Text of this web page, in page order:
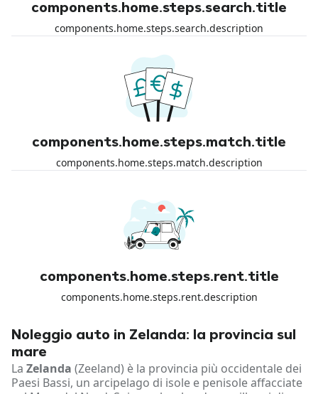
components.home.steps.search.title
components.home.steps.search.description
components.home.steps.match.title
components.home.steps.match.description
components.home.steps.rent.title
components.home.steps.rent.description
Noleggio auto in Zelanda: la provincia sul
mare
La Zelanda (Zeeland) è la provincia più occidentale dei
Paesi Bassi, un arcipelago di isole e penisole affacciate